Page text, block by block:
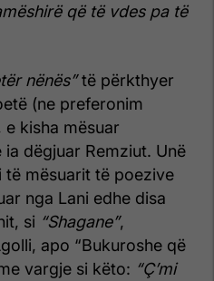
që të vdes pa të
nënës”të përkthyer
(ne preferonim
kisha mësuar
dëgjuar Remziut. Unë
të mësuarit të poezive
nga Lani edhe disa
si “Shagane”,
apo “Bukuroshe që
vargje si këto: “Ç’mi